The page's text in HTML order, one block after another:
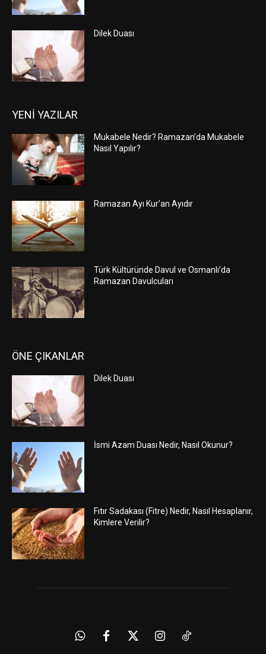
Dilek Duası
YENİ YAZILAR
Mukabele Nedir? Ramazan’da Mukabele
Nasıl Yapılır?
Ramazan Ayı Kur’an Ayıdır
Türk Kültüründe Davul ve Osmanlı’da
Ramazan Davulcuları
ÖNE ÇIKANLAR
Dilek Duası
İsmi Azam Duası Nedir, Nasıl Okunur?
Fıtır Sadakası (Fitre) Nedir, Nasıl Hesaplanır,
Kimlere Verilir?